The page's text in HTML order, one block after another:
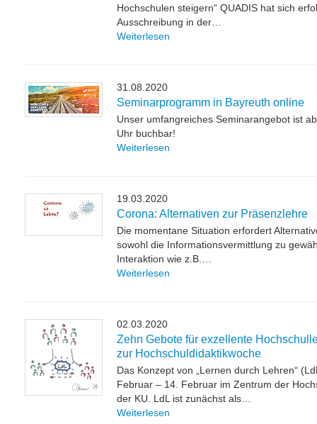
Hochschulen steigern“ QUADIS hat sich
Ausschreibung in der…
Weiterlesen
31.08.2020
Seminarprogramm in Bayreuth online
Unser umfangreiches Seminarangebot ist
Uhr buchbar!
Weiterlesen
19.03.2020
Corona: Alternativen zur Präsenzlehre
Die momentane Situation erfordert
sowohl die Informationsvermittlung zu
Interaktion wie z.B.…
Weiterlesen
02.03.2020
Zehn Gebote für exzellente
zur Hochschuldidaktikwoche
Das Konzept von „Lernen durch Lehren“
Februar – 14. Februar im Zentrum der
der KU. LdL ist zunächst als…
Weiterlesen